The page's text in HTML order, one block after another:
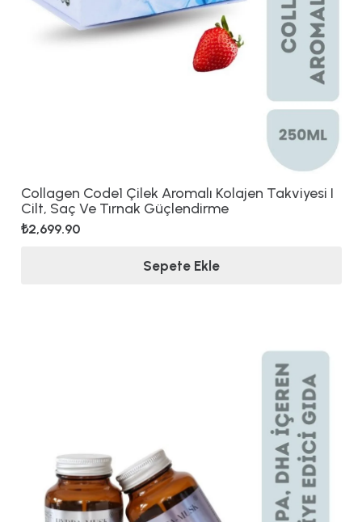
Collagen Code1 Çilek Aromalı Kolajen Takviyesi I
Cilt, Saç Ve Tırnak Güçlendirme
₺2,699.90
Sepete Ekle